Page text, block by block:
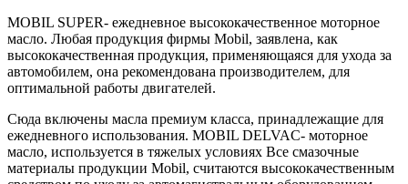
MOBIL SUPER- ежедневное высококачественное моторное
масло. Любая продукция фирмы Mobil, заявлена, как
высококачественная продукция, применяющаяся для ухода за
автомобилем, она рекомендована производителем, для
оптимальной работы двигателей.
Сюда включены масла премиум класса, принадлежащие для
ежедневного использования. MOBIL DELVAC- моторное
масло, используется в тяжелых условиях Все смазочные
материалы продукции Mobil, считаются высококачественным